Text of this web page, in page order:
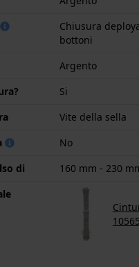
Chiusura
bottoni
Argento
Si
Vite della sella
No
di
160 mm - 230